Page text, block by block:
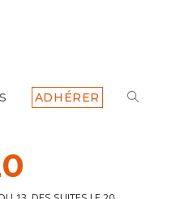
ADHÉRER